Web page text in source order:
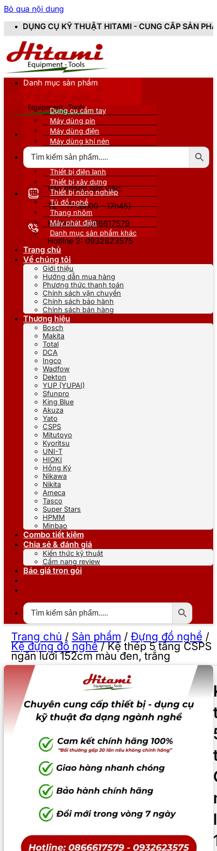
Bỏ qua nội dung
KỸ THUẬT HITAMI - CUNG CẤP SẢN PHẨM CHÍNH
Văn phòng làm việc:
T2 - T7 (8h00 - 17h45)
Hotline 1: 0866617579
Hotline 2: 0932623575
Danh mục sản phẩm
Dụng cụ cầm tay
Máy dùng pin
Máy dùng điện
Máy dùng khí nén
Thiết bị nâng đỡ
Thiết bị điện lạnh
Thiết bị xây dựng
Thiết bị nông nghiệp
Tủ đồ nghề
Thang nhôm
Máy phát điện
Danh mục sản phẩm khác
Trang chủ
Về chúng tôi
Giới thiệu
Hướng dẫn mua hàng
Phương thức thanh toán
Chính sách vận chuyển
Chính sách bảo hành
Chính sách bán hàng
Thương hiệu
Bosch
Makita
Total
DCA
Ingco
Wadfow
Dekton
YUP (YUPAI)
Sfunpro
King Blue
Akuza
Yato
CSPS
Mitutoyo
Kyoritsu
UNI-T
HIOKI
Hồng Ký
Nikawa
Nikita
Ameca
Tasco
Super Stars
HPMM
Minbao
Combo tiết kiệm
Chia sẻ & đánh giá
Kiến thức kỹ thuật
Cẩm nang review
Báo giá trọn gói
Trang chủ / Sản phẩm / Đựng đồ nghề /
Kệ đựng đồ nghề/Kệ thép 5 tầng CSPS
ngăn lưới 152cm màu đen, trắng